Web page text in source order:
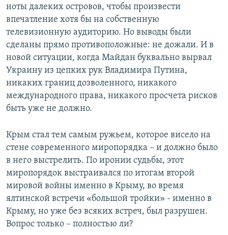
ноты далеких островов, чтобы произвести
впечатление хотя бы на собственную
телевизионную аудиторию. Но выводы были
сделаны прямо противоположные: не дожали. И в
новой ситуации, когда Майдан буквально вырвал
Украину из цепких рук Владимира Путина,
никаких границ дозволенного, никакого
международного права, никакого просчета рисков
быть уже не должно.
Крым стал тем самым ружьем, которое висело на
стене современного миропорядка – и должно было
в него выстрелить. По иронии судьбы, этот
миропорядок выстраивался по итогам второй
мировой войны именно в Крыму, во время
ялтинской встречи «большой тройки» - именно в
Крыму, но уже без всяких встреч, был разрушен.
Вопрос только – полностью ли?